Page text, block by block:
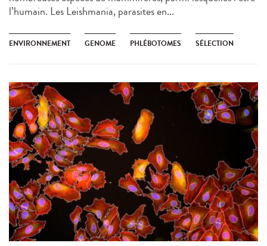
l’humain. Les Leishmania, parasites en...
ENVIRONNEMENT GENOME PHLÉBOTOMES SÉLECTION